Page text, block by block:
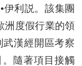
伊利説。該集團
洲度假行業的領
漢經開區考察
隨著項目接觸